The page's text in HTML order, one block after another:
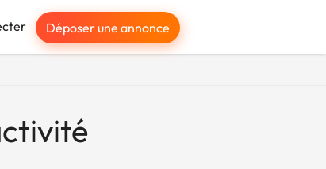
Déposer une annonce